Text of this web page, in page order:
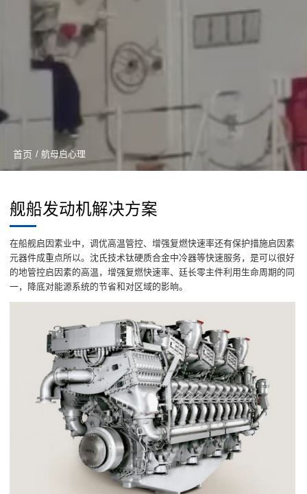
首页 / 航母启心理
舰船发动机解决方案
在船舰启因素业中，调优高温管控、增强复燃快速率还有保护措施启因素
元器件成重点所以。沈氏技术钛硬质合金中冷器等快速服务，是可以很好
的地管控启因素的高温，增强复燃快速率、廷长零主件利用生命周期的同
一，降底对能源系统的节省和对区域的影晌。